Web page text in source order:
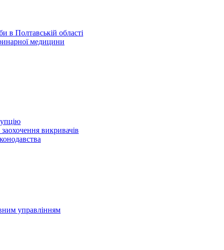
в Полтавській області
медицини
викривачів
управлінням